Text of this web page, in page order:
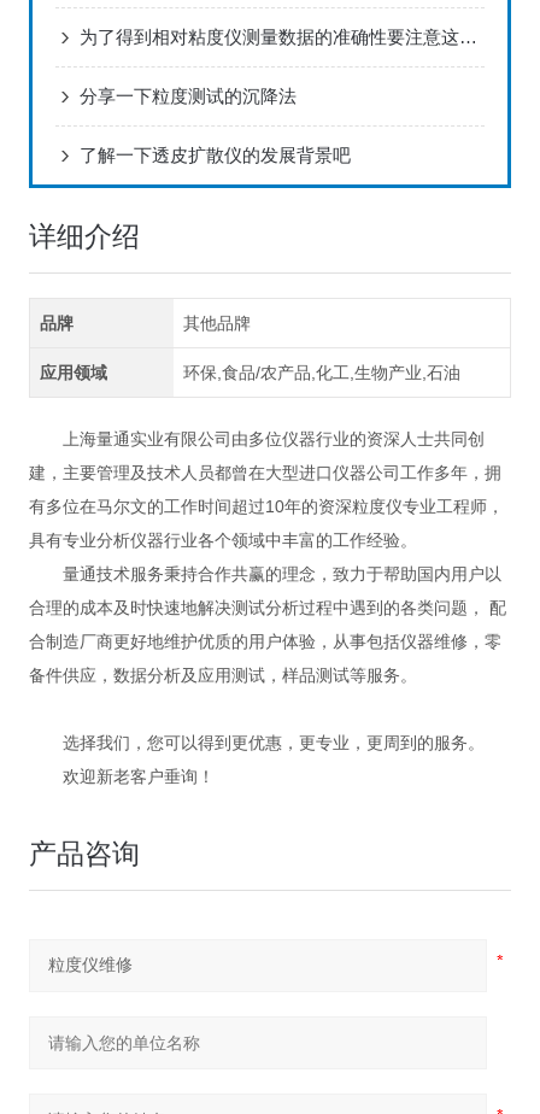
为了得到相对粘度仪测量数据的准确性要注意这些情况
分享一下粒度测试的沉降法
了解一下透皮扩散仪的发展背景吧
详细介绍
品牌 其他品牌
应用领域 环保,食品/农产品,化工,生物产业,石油
上海量通实业有限公司由多位仪器行业的资深人士共同创
建，主要管理及技术人员都曾在大型进口仪器公司工作多年，拥
有多位在马尔文的工作时间超过10年的资深粒度仪专业工程师，
具有专业分析仪器行业各个领域中丰富的工作经验。
量通技术服务秉持合作共赢的理念，致力于帮助国内用户以
合理的成本及时快速地解决测试分析过程中遇到的各类问题， 配
合制造厂商更好地维护优质的用户体验，从事包括仪器维修，零
备件供应，数据分析及应用测试，样品测试等服务。
选择我们，您可以得到更优惠，更专业，更周到的服务。
欢迎新老客户垂询！
产品咨询